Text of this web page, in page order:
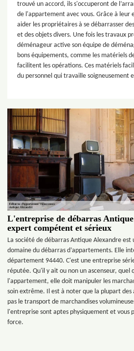
trouvé un accord, ils s'occuperont de
de l'appartement avec vous. Grâce à leur
aider les propriétaires à se débarrasser
et des objets divers. Une fois les travaux
déménageur active son équipe de
bons équipements, comme les matériels
facilitent les opérations. Ces matériels
du personnel qui travaille soigneusement
L'entreprise de débarras
expert compétent et sérieux
La société de débarras Antique Alexandre
domaine du débarras d’appartements. Elle
département 94440. C'est une entreprise
réputée. Qu'il y ait ou non un ascenseur, quel
l'appartement, elle doit manipuler les
soin extrême. Il est à noter que la plupart des
pas le transport de marchandises
l'entreprise sont aptes physiquement et vous
force.